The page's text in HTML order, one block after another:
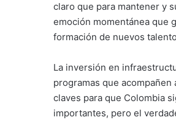
claro que para mantener y
emoción momentánea que
formación de nuevos
La inversión en
programas que
claves para que Colombia
importantes, pero el